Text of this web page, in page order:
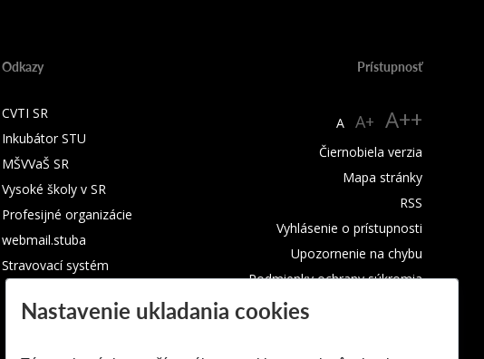
Odkazy
CVTI SR
Inkubátor STU
MŠVVaŠ SR
Vysoké školy v SR
Profesijné organizácie
webmail.stuba
Stravovací systém
Prístupnosť
A A+ A++
Čiernobiela verzia
Mapa stránky
RSS
Vyhlásenie o prístupnosti
Upozornenie na chybu
Podmienky ochrany súkromia
Nastavenie ukladania cookies